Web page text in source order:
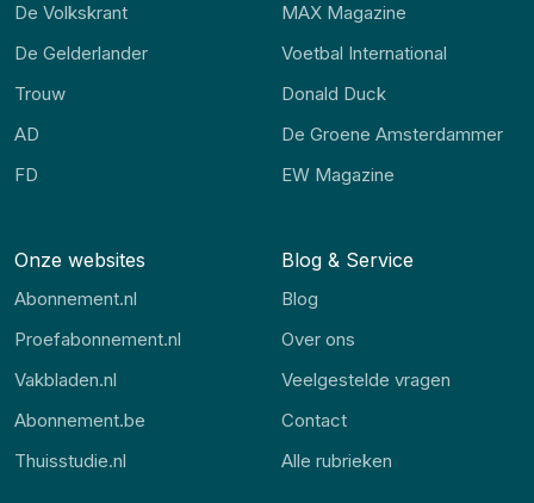
De Volkskrant
De Gelderlander
Trouw
AD
FD
MAX Magazine
Voetbal International
Donald Duck
De Groene Amsterdammer
EW Magazine
Onze websites
Abonnement.nl
Proefabonnement.nl
Vakbladen.nl
Abonnement.be
Thuisstudie.nl
Blog & Service
Blog
Over ons
Veelgestelde vragen
Contact
Alle rubrieken